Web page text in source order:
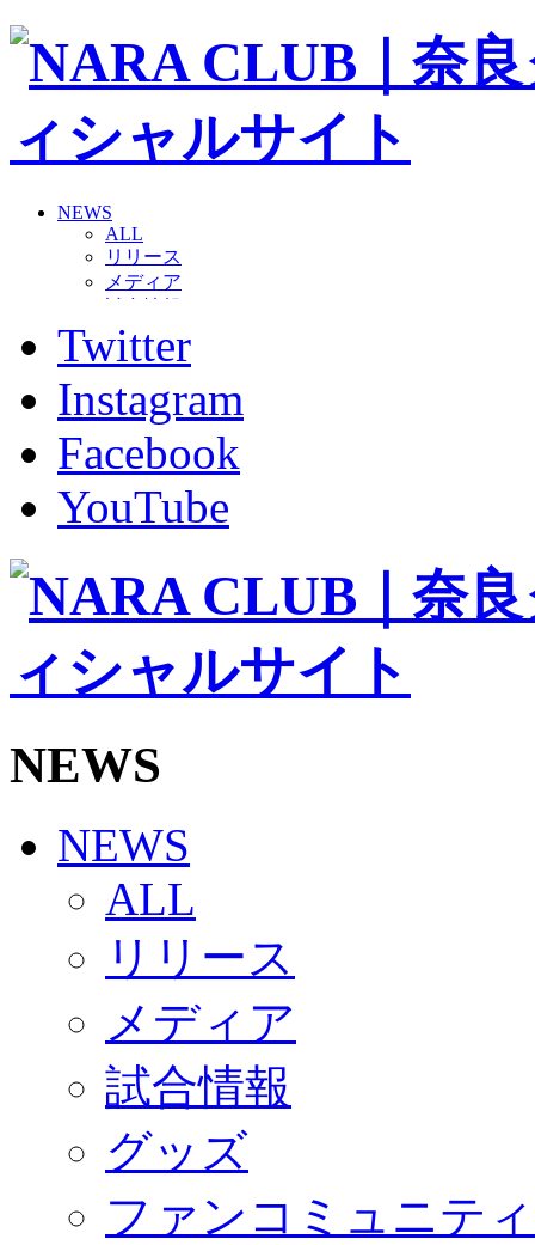
NEWS
ALL
リリース
メディア
グッズ
ファンコミュニティ
ホームタウン
コラム
その他
TEAM
2026/27トップチーム
2026/27トップチームスタッフ
バモス
チアダンススクール
ボランティアチーム「volundeer」
ビクトリーロード
HOMEGAME
観戦ルール＆マナー
Jリーグ運営管理規定
写真・動画使用ガイドライン
SCHEDULE
2026/27
練習見学時のファンサービスについて
TICKET
奈良クラブ明治安田J3リーグ2026/27シーズン試
奈良クラブ明治安田Ｊ3リーグ 2026/27シーズン「
観戦ルール＆マナー
2026/27ファンコミュニティ
サポートショップ
GOODS
オフィシャルストア（実店舗）
オンラインストア
ACADEMY
アカデミーについて
コーチ&スタッフ
ジュニア
Twitter
Instagram
Facebook
YouTube
NEWS
NEWS
ALL
リリース
メディア
試合情報
グッズ
ファンコミュニティ